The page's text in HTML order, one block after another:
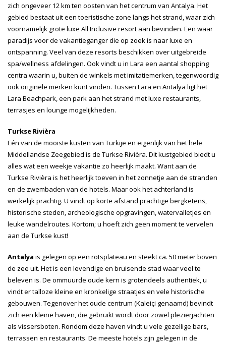
zich ongeveer 12 km ten oosten van het centrum van Antalya. Het
gebied bestaat uit een toeristische zone langs het strand, waar zich
voornamelijk grote luxe All Inclusive resort aan bevinden. Een waar
paradijs voor de vakantieganger die op zoek is naar luxe en
ontspanning. Veel van deze resorts beschikken over uitgebreide
spa/wellness afdelingen. Ook vindt u in Lara een aantal shopping
centra waarin u, buiten de winkels met imitatiemerken, tegenwoordig
ook originele merken kunt vinden. Tussen Lara en Antalya ligt het
Lara Beachpark, een park aan het strand met luxe restaurants,
terrasjes en lounge mogelijkheden.
Turkse Rivièra
Eén van de mooiste kusten van Turkije en eigenlijk van het hele
Middellandse Zeegebied is de Turkse Rivièra. Dit kustgebied biedt u
alles wat een weekje vakantie zo heerlijk maakt. Want aan de
Turkse Rivièra is het heerlijk toeven in het zonnetje aan de stranden
en de zwembaden van de hotels. Maar ook het achterland is
werkelijk prachtig. U vindt op korte afstand prachtige bergketens,
historische steden, archeologische opgravingen, watervalletjes en
leuke wandelroutes. Kortom; u hoeft zich geen moment te vervelen
aan de Turkse kust!
Antalya is gelegen op een rotsplateau en steekt ca. 50 meter boven
de zee uit. Het is een levendige en bruisende stad waar veel te
beleven is. De ommuurde oude kern is grotendeels authentiek, u
vindt er talloze kleine en kronkelige straatjes en vele historische
gebouwen. Tegenover het oude centrum (Kaleiçi genaamd) bevindt
zich een kleine haven, die gebruikt wordt door zowel plezierjachten
als vissersboten. Rondom deze haven vindt u vele gezellige bars,
terrassen en restaurants. De meeste hotels zijn gelegen in de